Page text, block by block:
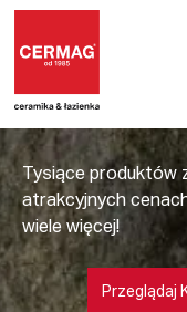
Tysiące produktów
atrakcyjnych
wiele więcej!
Przeglądaj